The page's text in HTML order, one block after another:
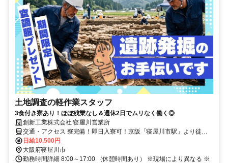
土地調査の軽作業スタッフ
3食付き寮あり！ほぼ残業なし＆週休2日でムリなく働く◎
創新工業株式会社 寝屋川営業所
交通・アクセス 寮完備！即日入寮可！京阪「寝屋川市駅」より徒歩
20分
日給10,500円
大阪府寝屋川市
勤務時間詳細 8:00～17:00 （休憩時間あり） ※現場により異なる ※